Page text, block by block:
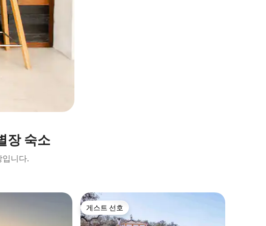
장 숙소
입니다.
게스트 선호
게스트 선호